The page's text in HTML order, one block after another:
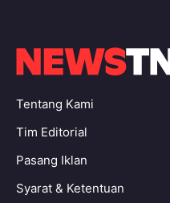
Tentang Kami
Tim Editorial
Pasang Iklan
Syarat & Ketentuan